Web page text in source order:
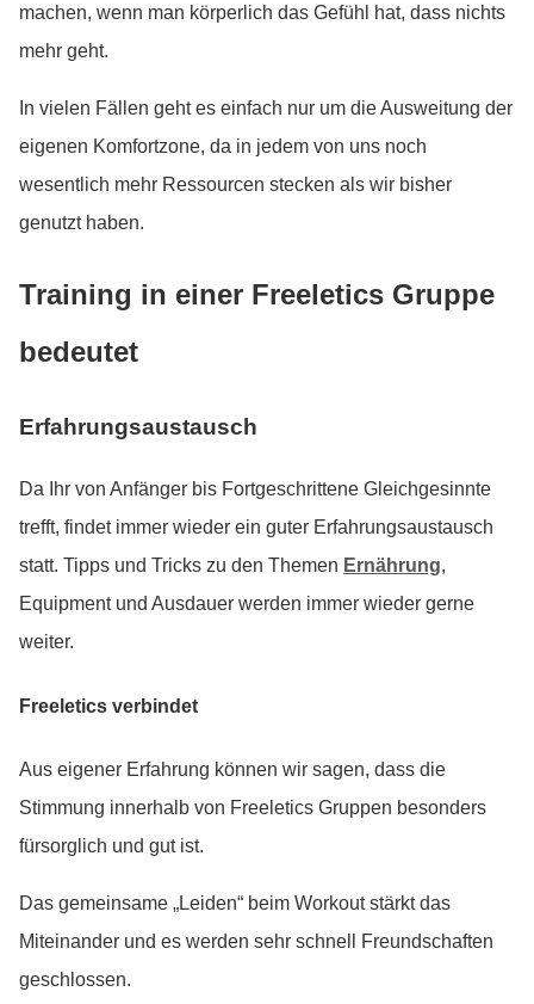
machen, wenn man körperlich das Gefühl hat, dass nichts
mehr geht.
In vielen Fällen geht es einfach nur um die Ausweitung der
eigenen Komfortzone, da in jedem von uns noch
wesentlich mehr Ressourcen stecken als wir bisher
genutzt haben.
Training in einer Freeletics Gruppe
bedeutet
Erfahrungsaustausch
Da Ihr von Anfänger bis Fortgeschrittene Gleichgesinnte
trefft, findet immer wieder ein guter Erfahrungsaustausch
statt. Tipps und Tricks zu den Themen Ernährung,
Equipment und Ausdauer werden immer wieder gerne
weiter.
Freeletics verbindet
Aus eigener Erfahrung können wir sagen, dass die
Stimmung innerhalb von Freeletics Gruppen besonders
fürsorglich und gut ist.
Das gemeinsame „Leiden“ beim Workout stärkt das
Miteinander und es werden sehr schnell Freundschaften
geschlossen.